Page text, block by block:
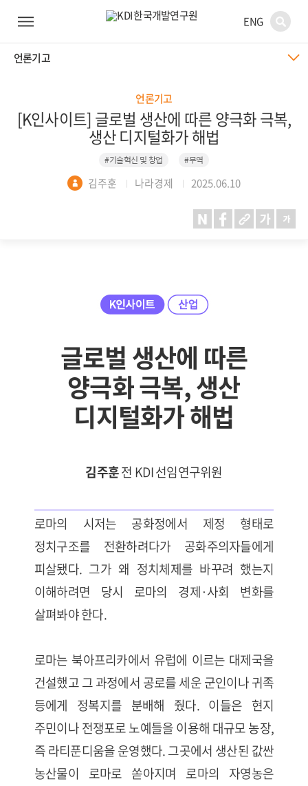
ENG
언론기고
언론기고
[K인사이트] 글로벌 생산에 따른 양극화 극복,
생산 디지털화가 해법
#기술혁신 및 창업 #무역
김주훈 나라경제 2025.06.10
글로벌 생산에 따른
양극화 극복, 생산
디지털화가 해법
김주훈전 KDI 선임연구위원
로마의 시저는 공화정에서 제정 형태로
정치구조를 전환하려다가 공화주의자들에게
피살됐다. 그가 왜 정치체제를 바꾸려 했는지
이해하려면 당시 로마의 경제·사회 변화를
살펴봐야 한다.
로마는 북아프리카에서 유럽에 이르는 대제국을
건설했고 그 과정에서 공로를 세운 군인이나 귀족
등에게 정복지를 분배해 줬다. 이들은 현지
주민이나 전쟁포로 노예들을 이용해 대규모 농장,
즉 라티푼디움을 운영했다. 그곳에서 생산된 값싼
농산물이 로마로 쏟아지며 로마의 자영농은